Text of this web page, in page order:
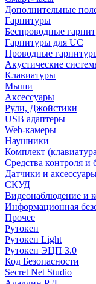
Дополнительные
Гарнитуры
Беспроводные
Гарнитуры для UC
Проводные
Акустические
Клавиатуры
Мыши
Аксессуары
Рули, Джойстики
USB адаптеры
Web-камеры
Наушники
Комплект
Средства контроля и
Датчики и
СКУД
Видеонаблюдение и
Информационная
Прочее
Рутокен
Рутокен Light
Рутокен ЭЦП 3.0
Код Безопасности
Secret Net Studio